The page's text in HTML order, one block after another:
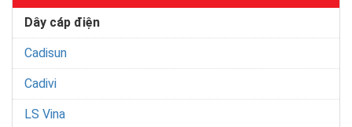
Dây cáp điện
Cadisun
Cadivi
LS Vina